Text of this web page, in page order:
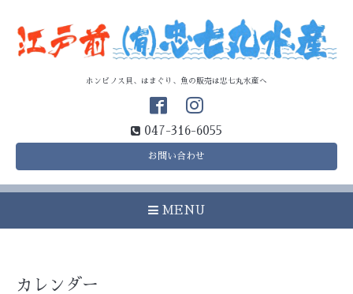
ホンビノス貝、はまぐり、魚の販売は忠七丸水産へ
047-316-6055
お問い合わせ
MENU
カレンダー